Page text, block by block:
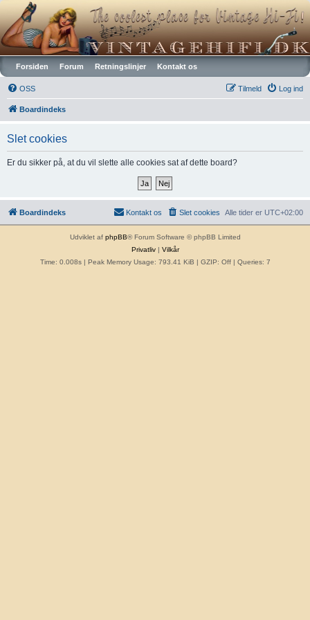
Vintagehifi.dk
Forsiden Forum Retningslinjer Kontakt os
OSS Log ind
Tilmeld
Boardindeks
Slet cookies
Er du sikker på, at du vil slette alle cookies sat af dette board?
Boardindeks Alle tider er UTC+02:00
Slet cookies
Kontakt os
Udviklet af phpBB® Forum Software © phpBB Limited
Privatliv| Vilkår
Time: 0.008s| Peak Memory Usage: 793.41 KiB | GZIP: Off | Queries: 7